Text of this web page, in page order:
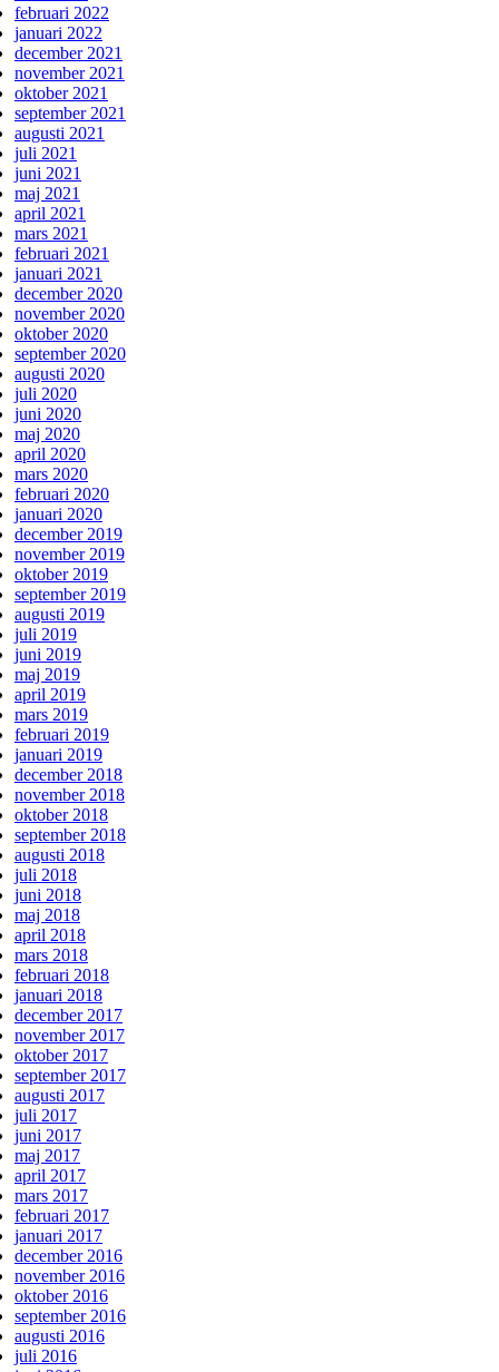
februari 2022
januari 2022
december 2021
november 2021
oktober 2021
september 2021
augusti 2021
juli 2021
juni 2021
maj 2021
april 2021
mars 2021
februari 2021
januari 2021
december 2020
november 2020
oktober 2020
september 2020
augusti 2020
juli 2020
juni 2020
maj 2020
april 2020
mars 2020
februari 2020
januari 2020
december 2019
november 2019
oktober 2019
september 2019
augusti 2019
juli 2019
juni 2019
maj 2019
april 2019
mars 2019
februari 2019
januari 2019
december 2018
november 2018
oktober 2018
september 2018
augusti 2018
juli 2018
juni 2018
maj 2018
april 2018
mars 2018
februari 2018
januari 2018
december 2017
november 2017
oktober 2017
september 2017
augusti 2017
juli 2017
juni 2017
maj 2017
april 2017
mars 2017
februari 2017
januari 2017
december 2016
november 2016
oktober 2016
september 2016
augusti 2016
juli 2016